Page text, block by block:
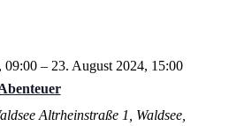
09:00– 23. August 2024, 15:00
Altrheinstraße 1, Waldsee,